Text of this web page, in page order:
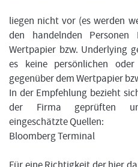
liegen nicht vor (es werden
den handelnden
Wertpapier bzw. Underlying
es keine persönlichen
gegenüber dem Wertpapier
In der Empfehlung bezieht
der Firma geprüften
eingeschätzte Quellen:
Bloomberg Terminal